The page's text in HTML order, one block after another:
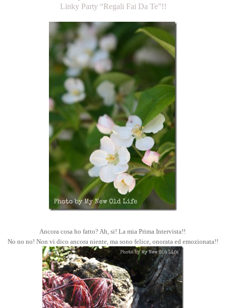
Linky Party “Regali Fai Da Te”!!
Ancora cosa ho fatto? Ah, si! La mia Prima Intervista!!
No no no! Non vi dico ancora niente, ma sono felice, onorata ed emozionata!!